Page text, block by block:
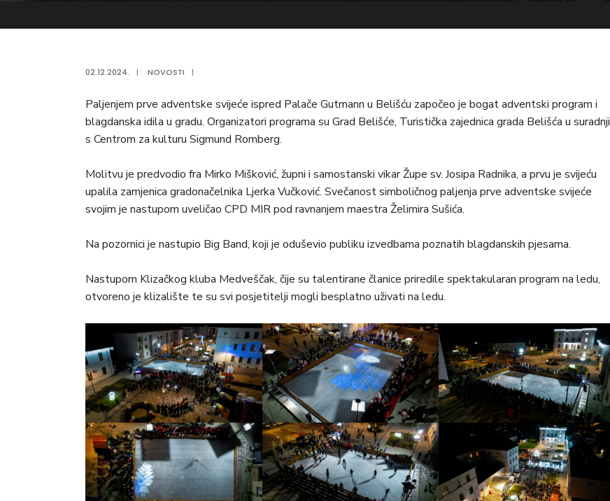
02.12.2024. | NOVOSTI |
Paljenjem prve adventske svijeće ispred Palače Gutmann u Belišću započeo je bogat adventski program i
blagdanska idila u gradu. Organizatori programa su Grad Belišće, Turistička zajednica grada Belišća u suradnji
s Centrom za kulturu Sigmund Romberg.
Molitvu je predvodio fra Mirko Mišković, župni i samostanski vikar Župe sv. Josipa Radnika, a prvu je svijeću
upalila zamjenica gradonačelnika Ljerka Vučković. Svečanost simboličnog paljenja prve adventske svijeće
svojim je nastupom uveličao CPD MIR pod ravnanjem maestra Želimira Sušića.
Na pozornici je nastupio Big Band, koji je oduševio publiku izvedbama poznatih blagdanskih pjesama.
Nastupom Klizačkog kluba Medveščak, čije su talentirane članice priredile spektakularan program na ledu,
otvoreno je klizalište te su svi posjetitelji mogli besplatno uživati na ledu.